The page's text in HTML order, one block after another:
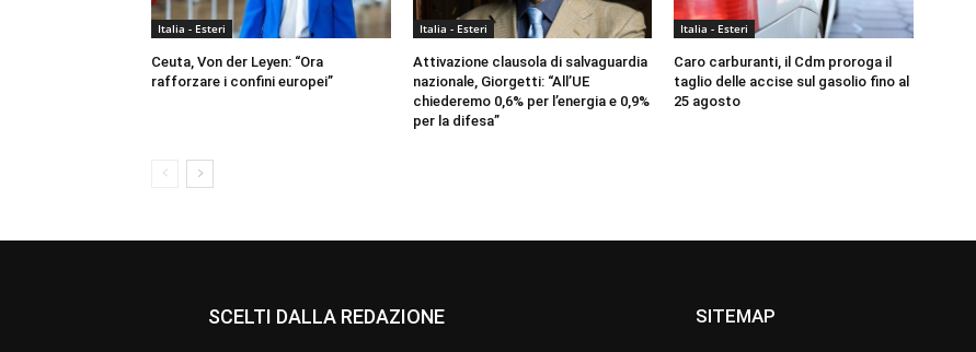
Italia - Esteri
Ceuta, Von der Leyen: “Ora
rafforzare i confini europei”
Italia - Esteri
Attivazione clausola di salvaguardia
nazionale, Giorgetti: “All’UE
chiederemo 0,6% per l’energia e 0,9%
per la difesa”
Italia - Esteri
Caro carburanti, il Cdm proroga il
taglio delle accise sul gasolio fino al
25 agosto
SCELTI DALLA REDAZIONE SITEMAP